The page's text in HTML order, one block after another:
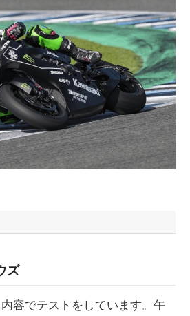
ー
ス
ズ
内容でテストをしています。午